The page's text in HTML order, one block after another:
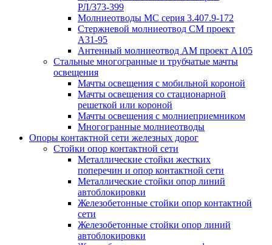
РЛ/373-399
Молниеотводы МС серия 3.407.9-172
Стержневой молниеотвод СМ проект
А31-95
Антенный молниеотвод АМ проект А105
Стальные многогранные и трубчатые мачты
освещения
Мачты освещения с мобильной короной
Мачты освещения со стационарной
решеткой или короной
Мачты освещения с молниеприемником
Многогранные молниеотводы
Опоры контактной сети железных дорог
Стойки опор контактной сети
Металлические стойки жестких
поперечин и опор контактной сети
Металлические стойки опор линий
автоблокировки
Железобетонные стойки опор контактной
сети
Железобетонные стойки опор линий
автоблокировки